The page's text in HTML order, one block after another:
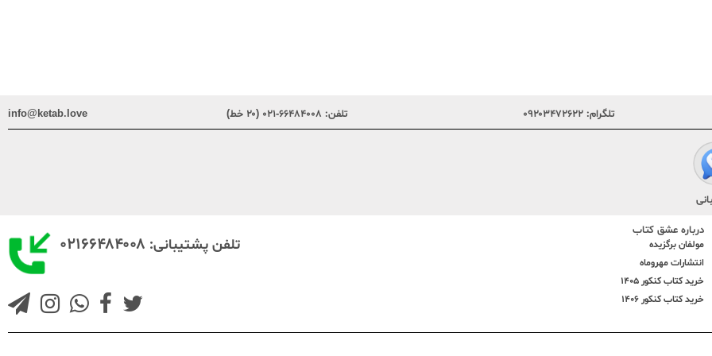
تلگرام: ۰۹۲۰۳۴۷۲۶۲۲ تلفن: ۶۶۴۸۴۰۰۸-۰۲۱ (۲۰ خط) info@ketab.love
درباره عشق کتاب
مولفان برگزیده
انتشارات مهروماه
خرید کتاب کنکور 1405
خرید کتاب کنکور 1406
تلفن پشتیبانی: ۰۲۱۶۶۴۸۴۰۰۸